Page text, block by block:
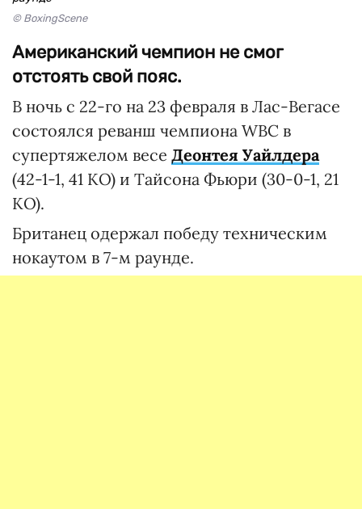
© BoxingScene
Американский чемпион не смог
отстоять свой пояс.
В ночь с 22-го на 23 февраля в Лас-Вегасе
состоялся реванш чемпиона WBC в
супертяжелом весе Деонтея Уайлдера
(42-1-1, 41 КО) и Тайсона Фьюри (30-0-1, 21
КО).
Британец одержал победу техническим
нокаутом в 7-м раунде.